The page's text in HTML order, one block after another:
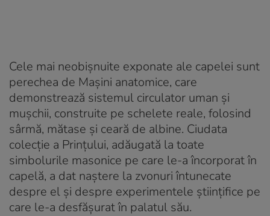
Cele mai neobișnuite exponate ale capelei sunt
perechea de Mașini anatomice, care
demonstrează sistemul circulator uman și
mușchii, construite pe schelete reale, folosind
sârmă, mătase și ceară de albine. Ciudata
colecție a Prințului, adăugată la toate
simbolurile masonice pe care le-a încorporat în
capelă, a dat naștere la zvonuri întunecate
despre el și despre experimentele științifice pe
care le-a desfășurat în palatul său.